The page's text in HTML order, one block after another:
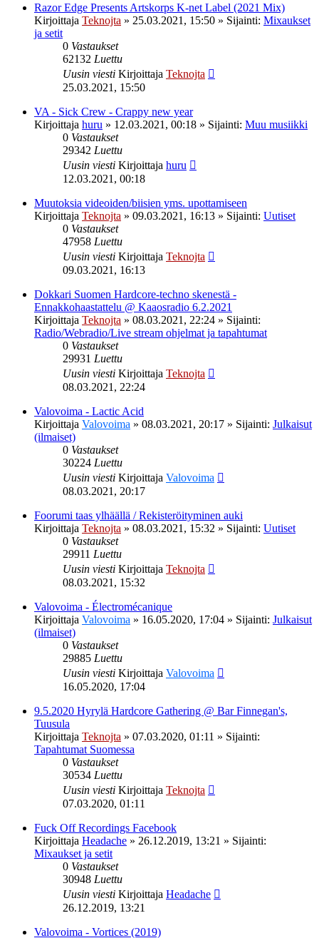
Razor Edge Presents Artskorps K-net Label (2021 Mix)
Kirjoittaja Teknojta » 25.03.2021, 15:50 » Sijainti: Mixaukset
ja setit
0 Vastaukset
62132 Luettu
Uusin viesti Kirjoittaja Teknojta
25.03.2021, 15:50
VA - Sick Crew - Crappy new year
Kirjoittaja huru » 12.03.2021, 00:18 » Sijainti: Muu musiikki
0 Vastaukset
29342 Luettu
Uusin viesti Kirjoittaja huru
12.03.2021, 00:18
Muutoksia videoiden/biisien yms. upottamiseen
Kirjoittaja Teknojta » 09.03.2021, 16:13 » Sijainti: Uutiset
0 Vastaukset
47958 Luettu
Uusin viesti Kirjoittaja Teknojta
09.03.2021, 16:13
Dokkari Suomen Hardcore-techno skenestä -
Ennakkohaastattelu @ Kaaosradio 6.2.2021
Kirjoittaja Teknojta » 08.03.2021, 22:24 » Sijainti:
Radio/Webradio/Live stream ohjelmat ja tapahtumat
0 Vastaukset
29931 Luettu
Uusin viesti Kirjoittaja Teknojta
08.03.2021, 22:24
Valovoima - Lactic Acid
Kirjoittaja Valovoima » 08.03.2021, 20:17 » Sijainti: Julkaisut
(ilmaiset)
0 Vastaukset
30224 Luettu
Uusin viesti Kirjoittaja Valovoima
08.03.2021, 20:17
Foorumi taas ylhäällä / Rekisteröityminen auki
Kirjoittaja Teknojta » 08.03.2021, 15:32 » Sijainti: Uutiset
0 Vastaukset
29911 Luettu
Uusin viesti Kirjoittaja Teknojta
08.03.2021, 15:32
Valovoima - Électromécanique
Kirjoittaja Valovoima » 16.05.2020, 17:04 » Sijainti: Julkaisut
(ilmaiset)
0 Vastaukset
29885 Luettu
Uusin viesti Kirjoittaja Valovoima
16.05.2020, 17:04
9.5.2020 Hyrylä Hardcore Gathering @ Bar Finnegan's,
Tuusula
Kirjoittaja Teknojta » 07.03.2020, 01:11 » Sijainti:
Tapahtumat Suomessa
0 Vastaukset
30534 Luettu
Uusin viesti Kirjoittaja Teknojta
07.03.2020, 01:11
Fuck Off Recordings Facebook
Kirjoittaja Headache » 26.12.2019, 13:21 » Sijainti:
Mixaukset ja setit
0 Vastaukset
30948 Luettu
Uusin viesti Kirjoittaja Headache
26.12.2019, 13:21
Valovoima - Vortices (2019)